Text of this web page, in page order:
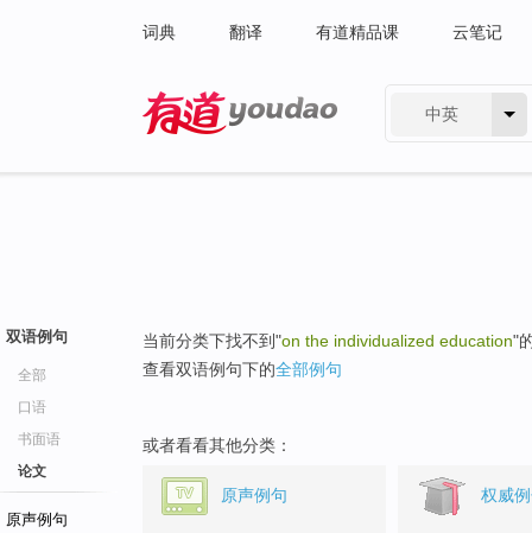
词典 翻译 有道精品课 云笔记
中英
双语例句
全部
口语
书面语
论文
原声例句
当前分类下找不到"on the individualized education"
查看双语例句下的全部例句
或者看看其他分类：
原声例句 权威